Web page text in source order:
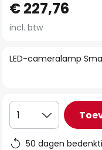
naar
het
van
gallerij
LED-cameralamp
€ 227,76
incl. btw
1
50 dagen